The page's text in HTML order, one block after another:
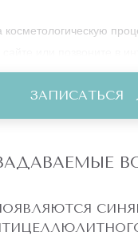
косметологическую
клубных карт
ценам на
присутствия сети
ЗАПИСАТЬСЯ